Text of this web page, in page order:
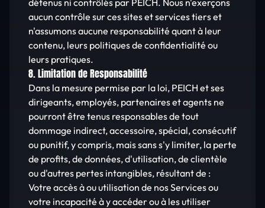
détenus ni contrôlés par PEICH. Nous n'exerçons
aucun contrôle sur ces sites et services tiers et
n'assumons aucune responsabilité quant à leur
contenu, leurs politiques de confidentialité ou
leurs pratiques.
8. Limitation de Responsabilité
Dans la mesure permise par la loi, PEICH et ses
dirigeants, employés, partenaires et agents ne
pourront être tenus responsables de tout
dommage indirect, accessoire, spécial, consécutif
ou punitif, y compris, mais sans s'y limiter, la perte
de profits, de données, d'utilisation, de clientèle
ou d'autres pertes intangibles, résultant de :
Votre accès à ou utilisation de nos Services ou
votre incapacité à y accéder ou à les utiliser